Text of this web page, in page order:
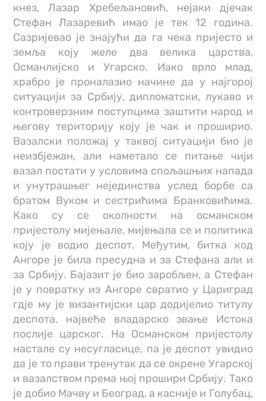
кнез, Лазар Хребељановић, нејаки дjечак
Стефан Лазаревић имао је тек 12 година.
Сазријевао је знајући да га чека пријесто и
земља коју желе два велика царства,
Османлијско и Угарско. Иако врло млад,
храбро је проналазио начине да у најгорој
ситуацији за Србију, дипломатски, лукаво и
контроверзним поступцима заштити народ и
његову територију коју је чак и проширио.
Вазалски положај у таквој ситуацији био је
неизбјежан, али наметало се питање чији
вазал постати у условима спољашњих напада
и унутрашњег нејединства услед борбе са
братом Вуком и сестрићима Бранковићима.
Како су се околности на османском
пријестолу мијењале, мијењала се и политика
коју је водио деспот. Међутим, битка код
Ангоре је била пресудна и за Стефана али и
за Србију. Бајазит је био заробљен, а Стефан
је у повратку из Ангоре свратио у Цариград
гдје му је византијски цар додијелио титулу
деспота, највеће владарско звање Истока
послије царског. На Османском пријестолу
настале су несугласице, па је деспот увидио
да је то прави тренутак да се окрене Угарској
и вазалством према њој прошири Србију. Тако
је добио Мачву и Београд, а касније и Голубац,